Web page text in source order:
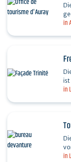
in
geöffnet.
in
ist
-
in